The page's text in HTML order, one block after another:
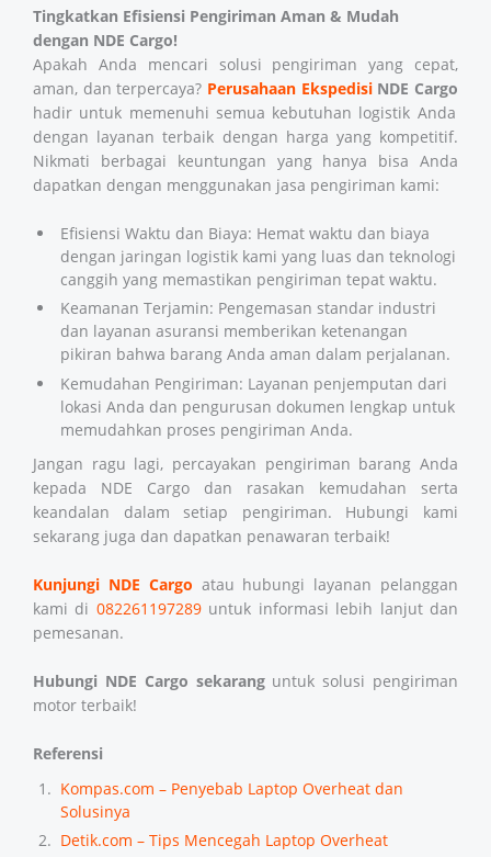
Tingkatkan Efisiensi Pengiriman Aman & Mudah
dengan NDE Cargo!
Apakah Anda mencari solusi pengiriman yang cepat,
aman, dan terpercaya? Perusahaan Ekspedisi NDE Cargo
hadir untuk memenuhi semua kebutuhan logistik Anda
dengan layanan terbaik dengan harga yang kompetitif.
Nikmati berbagai keuntungan yang hanya bisa Anda
dapatkan dengan menggunakan jasa pengiriman kami:
Efisiensi Waktu dan Biaya: Hemat waktu dan biaya
dengan jaringan logistik kami yang luas dan teknologi
canggih yang memastikan pengiriman tepat waktu.
Keamanan Terjamin: Pengemasan standar industri
dan layanan asuransi memberikan ketenangan
pikiran bahwa barang Anda aman dalam perjalanan.
Kemudahan Pengiriman: Layanan penjemputan dari
lokasi Anda dan pengurusan dokumen lengkap untuk
memudahkan proses pengiriman Anda.
Jangan ragu lagi, percayakan pengiriman barang Anda
kepada NDE Cargo dan rasakan kemudahan serta
keandalan dalam setiap pengiriman. Hubungi kami
sekarang juga dan dapatkan penawaran terbaik!
Kunjungi NDE Cargo atau hubungi layanan pelanggan
kami di 082261197289untuk informasi lebih lanjut dan
pemesanan.
Hubungi NDE Cargo sekaranguntuk solusi pengiriman
motor terbaik!
Referensi
Kompas.com – Penyebab Laptop Overheat dan
Solusinya
Detik.com – Tips Mencegah Laptop Overheat